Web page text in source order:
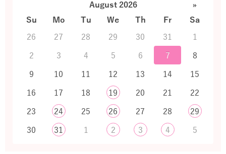
August 2026
»
Su
Mo Tu We Th Fr
Sa
26
27 28 29 30 31
1
2
3 4 5 6 7
8
9
10 11 12 13 14
15
16
17 18 19 20 21
22
23
24 25 26 27 28
29
30
31 1 2 3 4 5